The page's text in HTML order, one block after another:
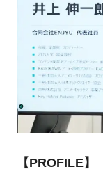
【PROFILE】